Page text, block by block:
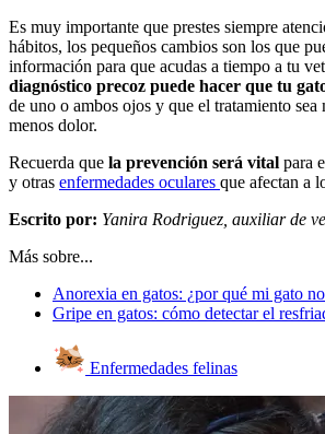
Es muy importante que prestes siempre
hábitos, los pequeños cambios son los que
información para que acudas a tiempo a tu
diagnóstico precoz puede hacer que tu
de uno o ambos ojos y que el tratamiento sea
menos dolor.
Recuerda que la prevención será vital para
y otras enfermedades oculares que afectan a
Escrito por: Yanira Rodriguez, auxiliar de
Más sobre...
Anorexia en gatos: ¿por qué mi gato
Gripe en gatos: cómo detectar el
Enfermedades felinas